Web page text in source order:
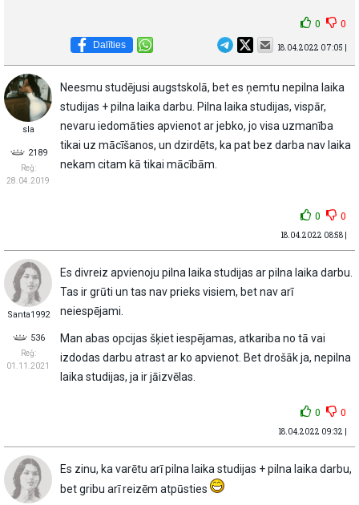
0 0
Dalīties 18.04.2022 07:05 |
sla
2189
Reģ:
28.04.2019
Neesmu studējusi augstskolā, bet es ņemtu nepilna laika
studijas + pilna laika darbu. Pilna laika studijas, vispār,
nevaru iedomāties apvienot ar jebko, jo visa uzmanība
tikai uz mācīšanos, un dzirdēts, ka pat bez darba nav laika
nekam citam kā tikai mācībām.
0 0
18.04.2022 08:58 |
Santa1992
536
Reģ:
01.11.2021
Es divreiz apvienoju pilna laika studijas ar pilna laika darbu.
Tas ir grūti un tas nav prieks visiem, bet nav arī
neiespējami.
Man abas opcijas šķiet iespējamas, atkariba no tā vai
izdodas darbu atrast ar ko apvienot. Bet drošāk ja, nepilna
laika studijas, ja ir jāizvēlas.
0 0
18.04.2022 09:32 |
Es zinu, ka varētu arī pilna laika studijas + pilna laika darbu,
bet gribu arī reizēm atpūsties